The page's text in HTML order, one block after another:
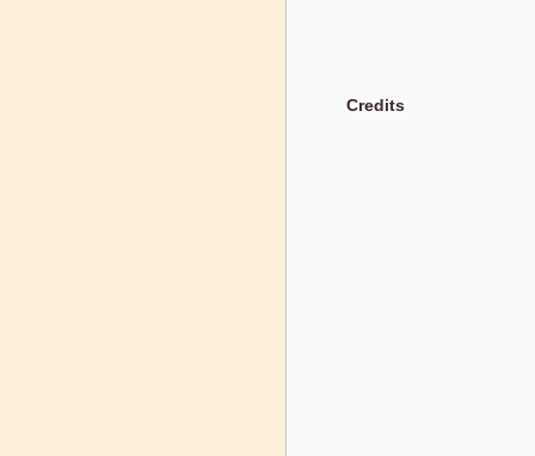
Credits